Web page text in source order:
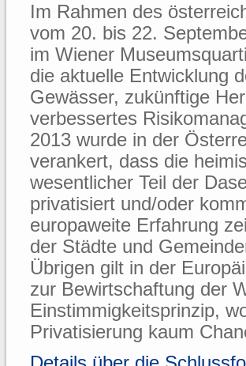
Im Rahmen des
vom 20. bis 22.
im Wiener
die aktuelle Entwicklung
Gewässer, zukünftige
verbessertes
2013 wurde in der
verankert, dass die
wesentlicher Teil der
privatisiert und/oder
europaweite Erfahrung
der Städte und
Übrigen gilt in der
zur Bewirtschaftung der
Einstimmigkeitsprinzip,
Privatisierung kaum